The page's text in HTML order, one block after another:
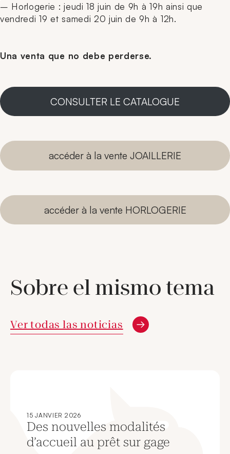
– Horlogerie : jeudi 18 juin de 9h à 19h ainsi que
vendredi 19 et samedi 20 juin de 9h à 12h.
Una venta que no debe perderse.
CONSULTER LE CATALOGUE
accéder à la vente JOAILLERIE
accéder à la vente HORLOGERIE
Sobre el mismo tema
Ver todas las noticias
15 JANVIER 2026
Des nouvelles modalités
d’accueil au prêt sur gage